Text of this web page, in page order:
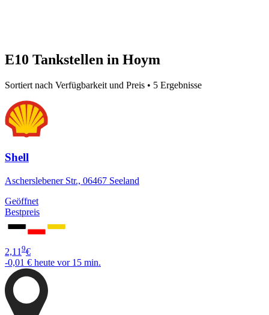
E10 Tankstellen in Hoym
Sortiert nach Verfügbarkeit und Preis • 5 Ergebnisse
Shell
Ascherslebener Str., 06467 Seeland
Geöffnet
Bestpreis
2,11 9€
-0,01 € heute vor 15 min.